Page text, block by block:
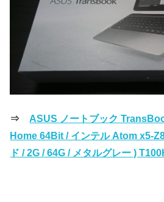
⇒ ASUS ノートブック
Home 64Bit / インテル Atom x5-
ド / 2G / 64G / メタルグレー )